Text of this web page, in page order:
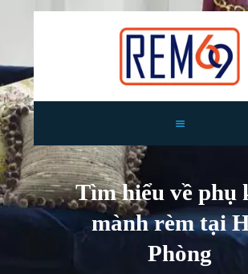
Tìm hiểu về phụ
mành rèm tại
Phòng
TRANG CHỦ
GIỚI THIỆU
RÈM CỬA
TIN TỨC
CÔNG TRÌNH